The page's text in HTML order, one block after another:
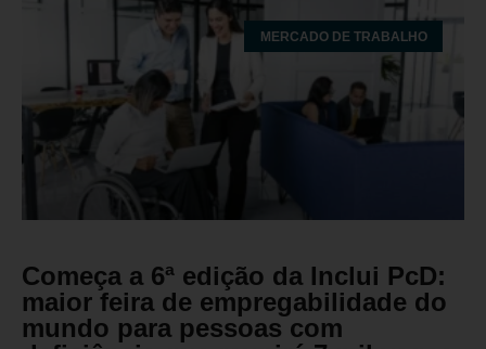
MERCADO DE TRABALHO
Começa a 6ª edição da Inclui PcD:
maior feira de empregabilidade do
mundo para pessoas com